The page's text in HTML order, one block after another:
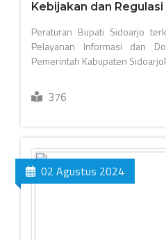
Kebijakan dan Regulasi
Peraturan Bupati Sidoarjo
Pelayanan Informasi dan
Pemerintah Kabupaten
376
02 Agustus 2024